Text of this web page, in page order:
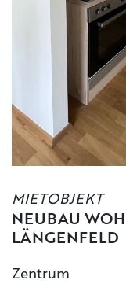
MIETOBJEKT
NEUBAU
LÄNGENFELD
Zentrum